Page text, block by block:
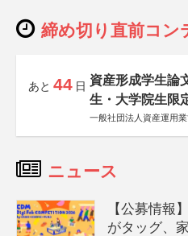
締め切り直前コン
あと 44 日 資産形成学生論
生・大学院生限
一般社団法人資産運用
ニュース
【公募情報
がタッグ、